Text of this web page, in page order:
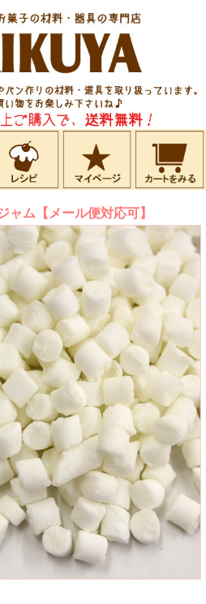
ャム【メール便対応可】